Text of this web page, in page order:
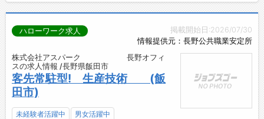
掲載開始日:2026/07/30
情報提供元：長野公共職業安定所
ハローワーク求人
株式会社アスパーク 長野オフィ
スの求人情報 /長野県飯田市
客先常駐型! 生産技術 (飯
田市)
未経験者活躍中 男女活躍中